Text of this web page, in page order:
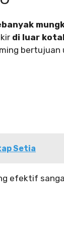
di luar
bertujuan
Setia
efektif